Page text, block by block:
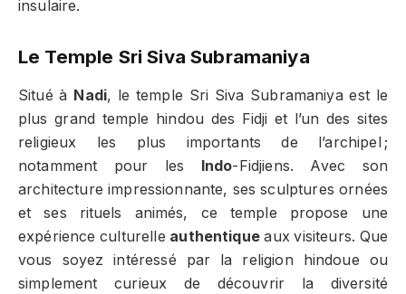
insulaire.
Le Temple Sri Siva Subramaniya
Situé à Nadi, le temple Sri Siva Subramaniya est le
plus grand temple hindou des Fidji et l’un des sites
religieux les plus importants de l’archipel ;
notamment pour les
Indo-Fidjiens. Avec son
architecture impressionnante, ses sculptures ornées
et ses rituels animés, ce temple propose une
expérience culturelle authentiqueaux visiteurs. Que
vous soyez intéressé par la religion hindoue ou
simplement curieux de découvrir la diversité